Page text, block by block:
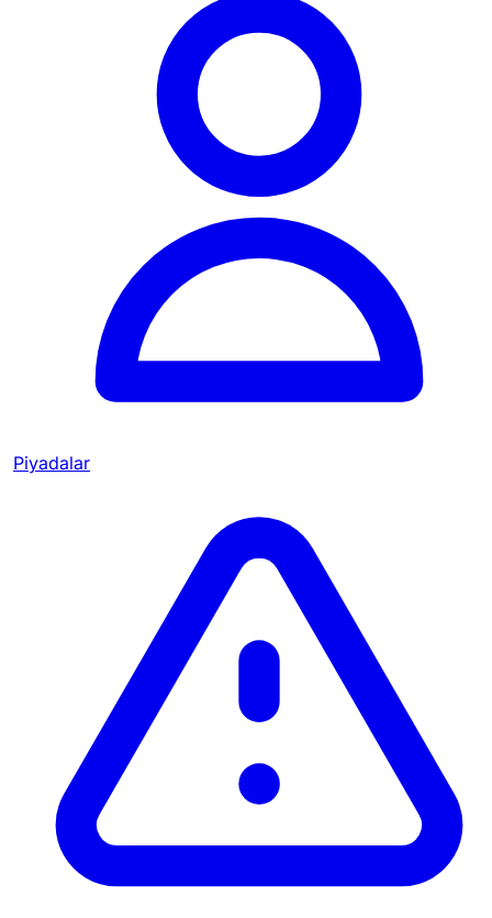
Piyadalar